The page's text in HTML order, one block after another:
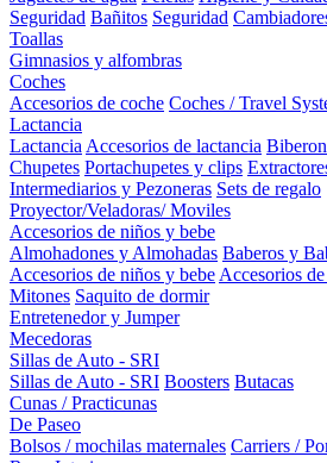
Seguridad Bañitos Seguridad
Toallas
Gimnasios y alfombras
Coches
Accesorios de coche Coches / Travel
Lactancia
Lactancia Accesorios de lactancia
Chupetes Portachupetes y clips
Intermediarios y Pezoneras Sets de regalo
Proyector/Veladoras/ Moviles
Accesorios de niños y bebe
Almohadones y Almohadas Baberos y
Accesorios de niños y bebe Accesorios
Mitones Saquito de dormir
Entretenedor y Jumper
Mecedoras
Sillas de Auto - SRI
Sillas de Auto - SRI Boosters Butacas
Cunas / Practicunas
De Paseo
Bolsos / mochilas maternales Carriers /